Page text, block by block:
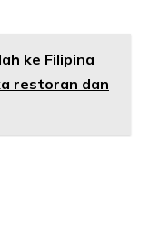
ke Filipina
restoran dan